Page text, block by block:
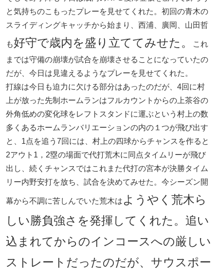
と気持ちのこもったプレーを見せてくれた。初回の青木の
スライディングキャッチから始まり、西浦、廣岡、山田哲
も好守で歳内を盛り立ててみせた。
これ
までは守備の崩壊が試合を崩壊させることになっていたの
だが、今日は見違えるようなプレーを見せてくれた。
打線は今日も迫力に欠ける部分はあったのだが、4回に村
上が放った先制ホームランはフルカウントからの上茶谷の
外角低めの変化球をレフトスタンドに運ぶという村上の数
多くあるホームランバリエーションの内の１つが飛び出す
と、1点を追う7回には、村上の四球からチャンスを作ると
2アウト1，2塁の場面で代打荒木に同点タイムリーが飛び
出し、続くチャンスではこれまた代打の宮本が決勝タイム
リー内野安打を放ち、試合を決めてみせた。今シーズン開
幕から不調に苦しんでいた荒木は ようやく荒木ら
しい勝負強さを発揮してくれた。追い
込まれてからのインコースへの厳しい
ストレートだったのだが、サウスポー